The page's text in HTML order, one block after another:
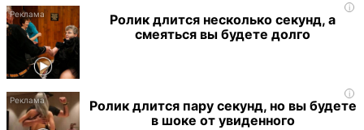
i
Ролик длится несколько секунд, а
смеяться вы будете долго
i
Ролик длится пару секунд, но вы будете
в шоке от увиденного